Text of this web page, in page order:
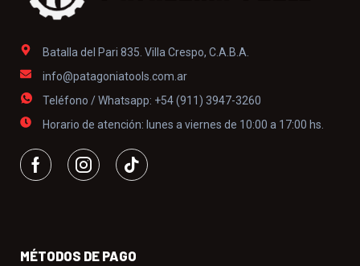
Batalla del Pari 835. Villa Crespo, C.A.B.A.
info@patagoniatools.com.ar
Teléfono / Whatsapp: +54 (911) 3947-3260
Horario de atención: lunes a viernes de 10:00 a 17:00 hs.
MÉTODOS DE PAGO